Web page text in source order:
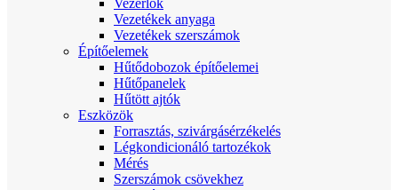
Vezetékek anyaga
Vezetékek szerszámok
Építőelemek
Hűtődobozok építőelemei
Hűtőpanelek
Hűtött ajtók
Eszközök
Forrasztás, szivárgásérzékelés
Légkondicionáló tartozékok
Mérés
Szerszámok csövekhez